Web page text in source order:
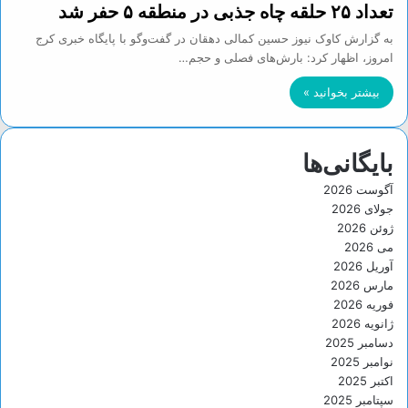
تعداد ۲۵ حلقه چاه جذبی در منطقه ۵ حفر شد
به گزارش کاوک نیوز حسین کمالی دهقان در گفت‌وگو با پایگاه خبری کرج
امروز، اظهار کرد: بارش‌های فصلی و حجم…
بیشتر بخوانید »
بایگانی‌ها
آگوست 2026
جولای 2026
ژوئن 2026
می 2026
آوریل 2026
مارس 2026
فوریه 2026
ژانویه 2026
دسامبر 2025
نوامبر 2025
اکتبر 2025
سپتامبر 2025